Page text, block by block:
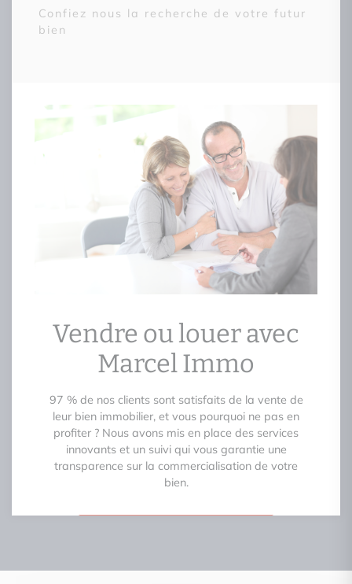
Confiez nous la recherche de votre futur
bien
Vendre ou louer avec
Marcel Immo
97 % de nos clients sont satisfaits de la vente de
leur bien immobilier, et vous pourquoi ne pas en
profiter ? Nous avons mis en place des services
innovants et un suivi qui vous garantie une
transparence sur la commercialisation de votre
bien.